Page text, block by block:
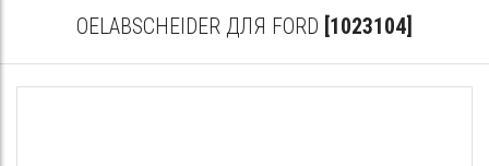
OELABSCHEIDER ДЛЯ FORD [1023104]